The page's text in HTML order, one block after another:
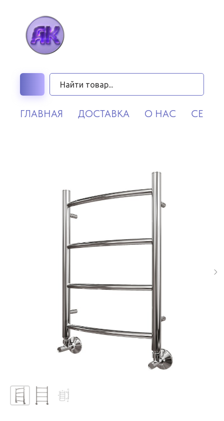
ГЛАВНАЯ ДОСТАВКА О НАС